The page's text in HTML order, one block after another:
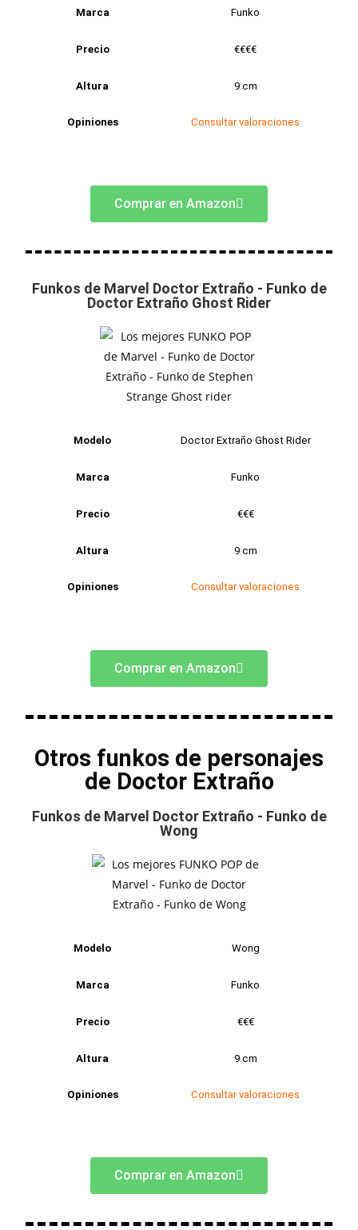
Marca Funko
Precio €€€€
Altura 9 cm
Opiniones Consultar valoraciones
Comprar en Amazon
Funkos de Marvel Doctor Extraño - Funko de
Doctor Extraño Ghost Rider
Modelo Doctor Extraño Ghost Rider
Marca Funko
Precio €€€
Altura 9 cm
Opiniones Consultar valoraciones
Comprar en Amazon
Otros funkos de personajes
de Doctor Extraño
Funkos de Marvel Doctor Extraño - Funko de
Wong
Modelo Wong
Marca Funko
Precio €€€
Altura 9 cm
Opiniones Consultar valoraciones
Comprar en Amazon